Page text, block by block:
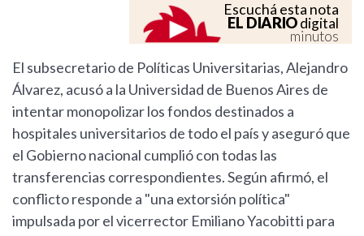
Escuchá esta nota
EL DIARIOdigital
minutos
El subsecretario de Políticas Universitarias, Alejandro
Álvarez, acusó a la Universidad de Buenos Aires de
intentar monopolizar los fondos destinados a
hospitales universitarios de todo el país y aseguró que
el Gobierno nacional cumplió con todas las
transferencias correspondientes. Según afirmó, el
conflicto responde a "una extorsión política"
impulsada por el vicerrector Emiliano Yacobitti para